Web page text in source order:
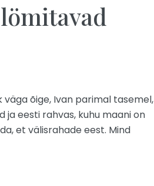
väga õige, Ivan parimal tasemel,
ja eesti rahvas, kuhu maani on
et välisrahade eest. Mind